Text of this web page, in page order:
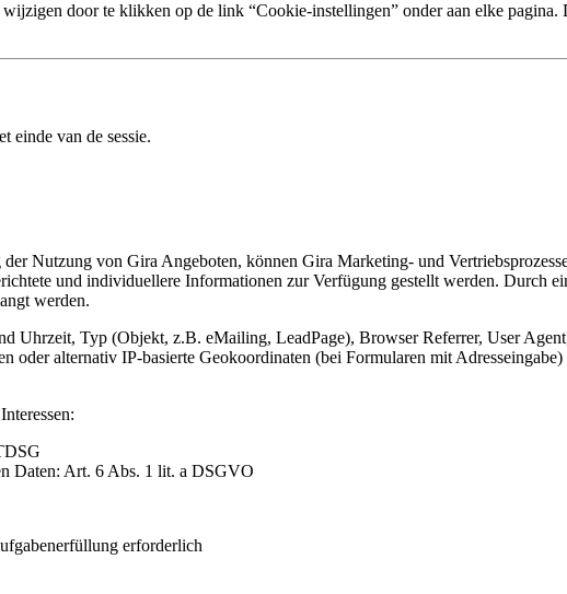
door te klikken op de link “Cookie-instellingen” onder aan elke
einde van de sessie.
Nutzung von Gira Angeboten, können Gira Marketing- und
und individuellere Informationen zur Verfügung gestellt werden. Durch
werden.
Uhrzeit, Typ (Objekt, z.B. eMailing, LeadPage), Browser Referrer, User
oder alternativ IP-basierte Geokoordinaten (bei Formularen mit
Daten: Art. 6 Abs. 1 lit. a DSGVO
erforderlich